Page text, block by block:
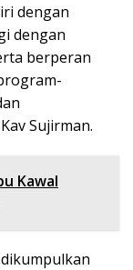
dengan
dengan
berperan
Sujirman.
Kawal